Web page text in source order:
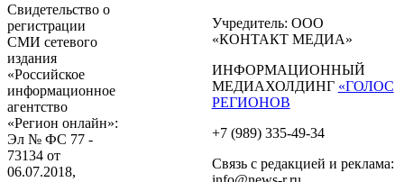
Свидетельство о
регистрации
СМИ сетевого
издания
«Российское
информационное
агентство
«Регион онлайн»:
Эл № ФС 77 -
73134 от
06.07.2018,
Учредитель: ООО
«КОНТАКТ МЕДИА»
ИНФОРМАЦИОННЫЙ
МЕДИАХОЛДИНГ «ГОЛОС
РЕГИОНОВ
+7 (989) 335-49-34
Связь с редакцией и реклама: